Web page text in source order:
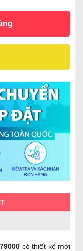
có thiết kế mới